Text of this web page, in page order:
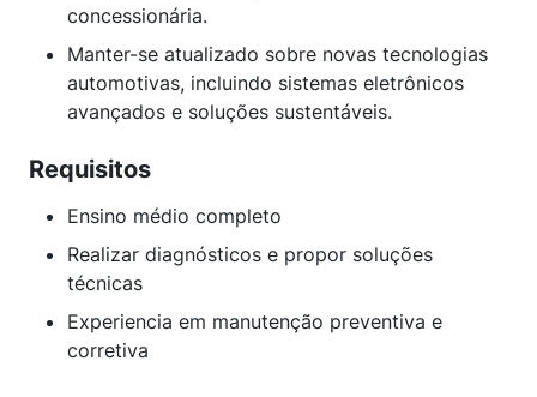
concessionária.
Manter-se atualizado sobre novas tecnologias
automotivas, incluindo sistemas eletrônicos
avançados e soluções sustentáveis.
Requisitos
Ensino médio completo
Realizar diagnósticos e propor soluções
técnicas
Experiencia em manutenção preventiva e
corretiva